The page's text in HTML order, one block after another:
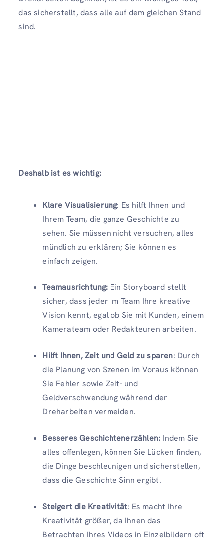
das sicherstellt, dass alle auf dem gleichen Stand
sind.
Deshalb ist es wichtig:
Klare Visualisierung: Es hilft Ihnen und
Ihrem Team, die ganze Geschichte zu
sehen. Sie müssen nicht versuchen, alles
mündlich zu erklären; Sie können es
einfach zeigen.
Teamausrichtung: Ein Storyboard stellt
sicher, dass jeder im Team Ihre kreative
Vision kennt, egal ob Sie mit Kunden, einem
Kamerateam oder Redakteuren arbeiten.
Hilft Ihnen, Zeit und Geld zu sparen: Durch
die Planung von Szenen im Voraus können
Sie Fehler sowie Zeit- und
Geldverschwendung während der
Dreharbeiten vermeiden.
Besseres Geschichtenerzählen: Indem Sie
alles offenlegen, können Sie Lücken finden,
die Dinge beschleunigen und sicherstellen,
dass die Geschichte Sinn ergibt.
Steigert die Kreativität: Es macht Ihre
Kreativität größer, da Ihnen das
Betrachten Ihres Videos in Einzelbildern oft